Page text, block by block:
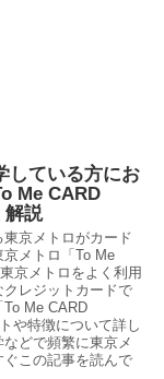
している方にお
Me CARD
解説
京メトロがカード
メトロ「To Me
京メトロをよく利用
レジットカードで
Me CARD
や特徴について詳し
どで頻繁に東京メ
ぐこの記事を読んで